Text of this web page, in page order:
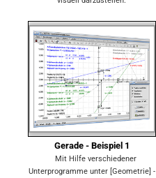
Gerade - Beispiel 1
Mit Hilfe verschiedener
Unterprogramme unter [Geometrie] -